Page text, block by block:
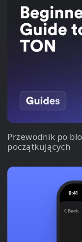
Przewodnik po
początkujących